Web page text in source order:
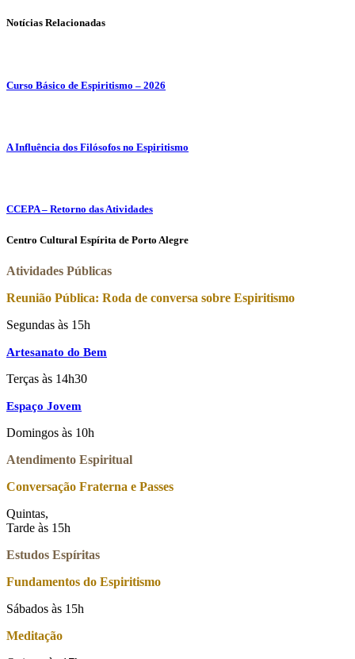
Notícias Relacionadas
Curso Básico de Espiritismo – 2026
A Influência dos Filósofos no Espiritismo
CCEPA – Retorno das Atividades
Centro Cultural Espírita de Porto Alegre
Atividades Públicas
Reunião Pública: Roda de conversa sobre Espiritismo
Segundas às 15h
Artesanato do Bem
Terças às 14h30
Espaço Jovem
Domingos às 10h
Atendimento Espiritual
Conversação Fraterna e Passes
Quintas,
Tarde às 15h
Estudos Espíritas
Fundamentos do Espiritismo
Sábados às 15h
Meditação